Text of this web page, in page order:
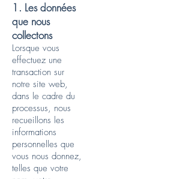
1. Les données
que nous
collectons
Lorsque vous
effectuez une
transaction sur
notre site web,
dans le cadre du
processus, nous
recueillons les
informations
personnelles que
vous nous donnez,
telles que votre